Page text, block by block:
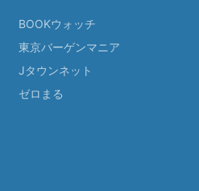
BOOKウォッチ
東京バーゲンマニア
Jタウンネット
ゼロまる